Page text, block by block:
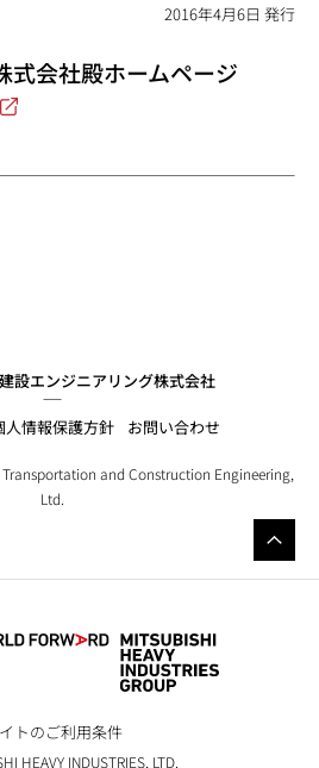
2016年4月6日 発行
式会社殿ホームページ
設エンジニアリング株式会社
人情報保護方針 お問い合わせ
and Construction Engineering,
Ltd.
トのご利用条件
HEAVY INDUSTRIES, LTD.